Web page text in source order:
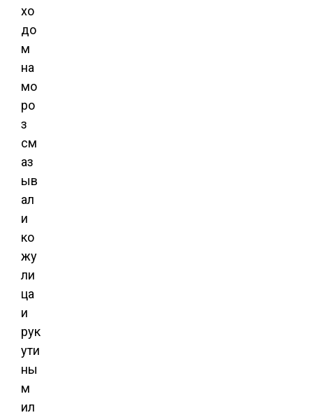
хо
до
м
на
мо
ро
з
см
аз
ыв
ал
и
ко
жу
ли
ца
и
рук
ути
ны
м
ил